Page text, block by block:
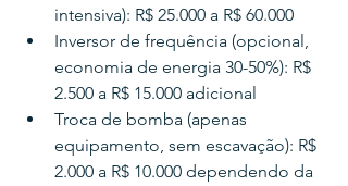
intensiva): R$ 25.000 a R$ 60.000
Inversor de frequência (opcional,
economia de energia 30-50%): R$
2.500 a R$ 15.000 adicional
Troca de bomba (apenas
equipamento, sem escavação): R$
2.000 a R$ 10.000 dependendo da